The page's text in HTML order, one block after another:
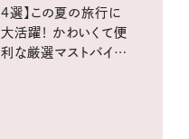
4選】この夏の旅行に
大活躍！ かわいくて便
利な厳選マストバイア